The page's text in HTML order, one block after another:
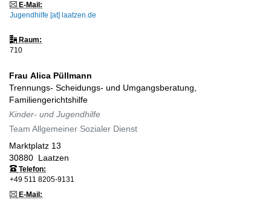
E-Mail:
Jugendhilfe [at] laatzen.de
Raum:
710
Frau Alica Püllmann
Trennungs- Scheidungs- und Umgangsberatung,
Familiengerichtshilfe
Kinder- und Jugendhilfe
Team Allgemeiner Sozialer Dienst
Marktplatz 13
30880
Laatzen
Telefon:
+49 511 8205-9131
E-Mail: